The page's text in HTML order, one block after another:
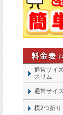
通常サイ
スリム
通常サイ
横2つ折り